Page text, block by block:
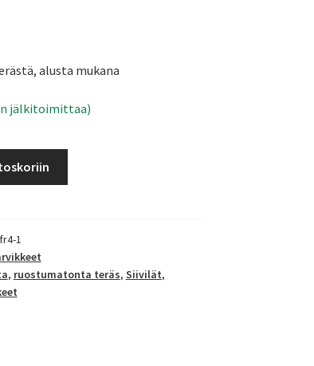
alusta mukana
jälkitoimittaa)
1
, ruostumatonta teräs, Siivilät,